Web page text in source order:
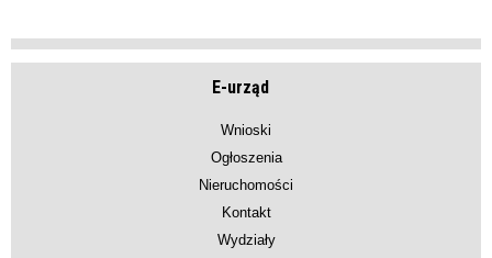
E-urząd
Wnioski
Ogłoszenia
Nieruchomości
Kontakt
Wydziały